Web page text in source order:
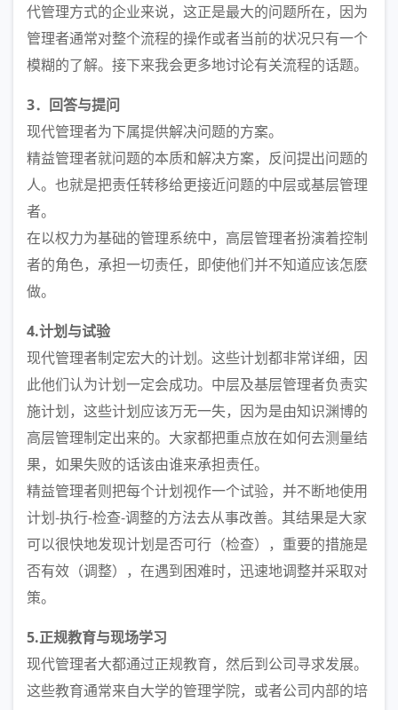
代管理方式的企业来说，这正是最大的问题所在，因为
管理者通常对整个流程的操作或者当前的状况只有一个
模糊的了解。接下来我会更多地讨论有关流程的话题。
3．回答与提问
现代管理者为下属提供解决问题的方案。
精益管理者就问题的本质和解决方案，反问提出问题的
人。也就是把责任转移给更接近问题的中层或基层管理
者。
在以权力为基础的管理系统中，高层管理者扮演着控制
者的角色，承担一切责任，即使他们并不知道应该怎麽
做。
4.计划与试验
现代管理者制定宏大的计划。这些计划都非常详细，因
此他们认为计划一定会成功。中层及基层管理者负责实
施计划，这些计划应该万无一失，因为是由知识渊博的
高层管理制定出来的。大家都把重点放在如何去测量结
果，如果失败的话该由谁来承担责任。
精益管理者则把每个计划视作一个试验，并不断地使用
计划-执行-检查-调整的方法去从事改善。其结果是大家
可以很快地发现计划是否可行（检查），重要的措施是
否有效（调整），在遇到困难时，迅速地调整并采取对
策。
5.正规教育与现场学习
现代管理者大都通过正规教育，然后到公司寻求发展。
这些教育通常来自大学的管理学院，或者公司内部的培